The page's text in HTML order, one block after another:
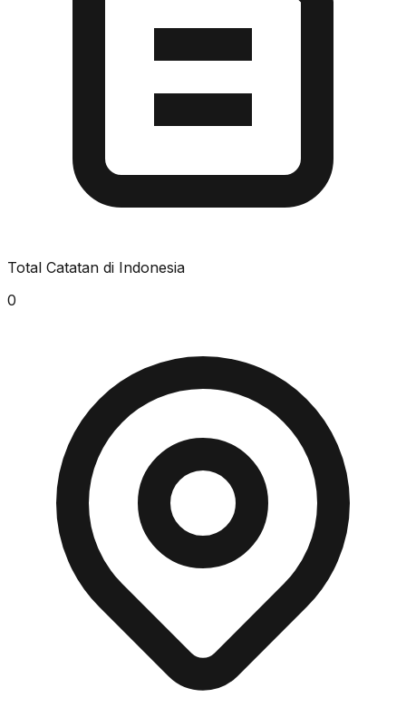
Total Catatan di Indonesia
0